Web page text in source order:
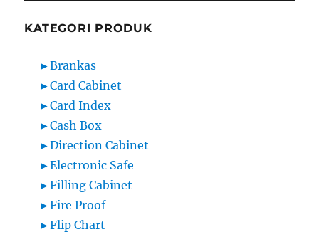
KATEGORI PRODUK
►Brankas
►Card Cabinet
►Card Index
►Cash Box
►Direction Cabinet
►Electronic Safe
►Filling Cabinet
►Fire Proof
►Flip Chart